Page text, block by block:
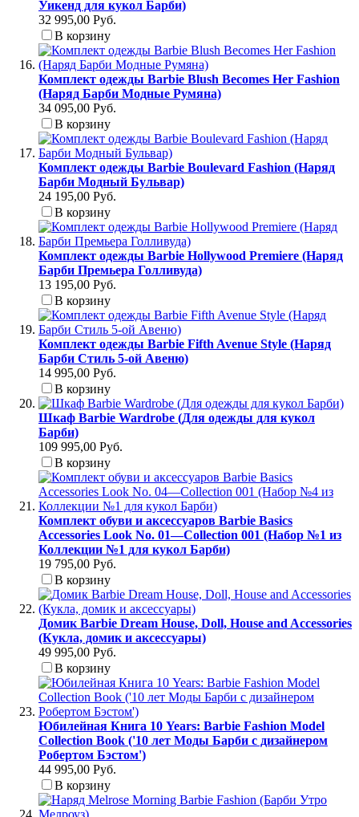
Уикенд для кукол Барби)
32 995,00 Руб.
В корзину
Комплект одежды Barbie Blush Becomes Her Fashion
(Наряд Барби Модные Румяна)
34 095,00 Руб.
В корзину
Комплект одежды Barbie Boulevard Fashion (Наряд
Барби Модный Бульвар)
24 195,00 Руб.
В корзину
Комплект одежды Barbie Hollywood Premiere (Наряд
Барби Премьера Голливуда)
13 195,00 Руб.
В корзину
Комплект одежды Barbie Fifth Avenue Style (Наряд
Барби Стиль 5-ой Авеню)
14 995,00 Руб.
В корзину
Шкаф Barbie Wardrobe (Для одежды для кукол
Барби)
109 995,00 Руб.
В корзину
Комплект обуви и аксессуаров Barbie Basics
Accessories Look No. 01—Collection 001 (Набор №1 из
Коллекции №1 для кукол Барби)
19 795,00 Руб.
В корзину
Домик Barbie Dream House, Doll, House and Accessories
(Кукла, домик и аксессуары)
49 995,00 Руб.
В корзину
Юбилейная Книга 10 Years: Barbie Fashion Model
Collection Book ('10 лет Моды Барби с дизайнером
Робертом Бэстом')
44 995,00 Руб.
В корзину